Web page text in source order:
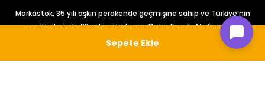
Markastok, 35 yılı aşkın perakende geçmişine sahip ve Türkiye’nin
çeşitli illerinde 22 şubesi bulunan Çetin Family Mağazacılık
tarafından kurulmuştur.